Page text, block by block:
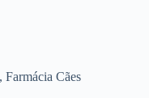
, Farmácia Cães